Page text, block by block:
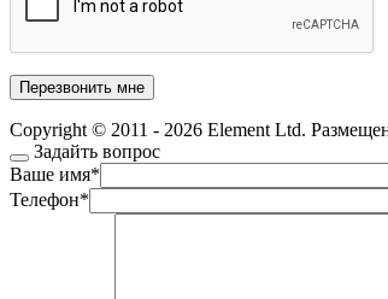
Copyright © 2011 - 2026 Element Ltd.
Задайть вопрос
Ваше имя*
Телефон*